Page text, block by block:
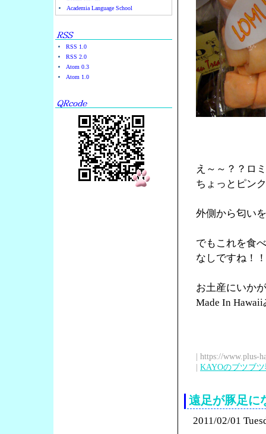
Academia Language School
RSS 1.0
RSS 2.0
Atom 0.3
Atom 1.0
え～～？？ロ
ちょっとピン
外側から匂い
でもこれを食
なしですね！
お土産にいか
Made In
| https://www.plus-
| KAYOのブツブ
遠足が豚足に
2011/02/01